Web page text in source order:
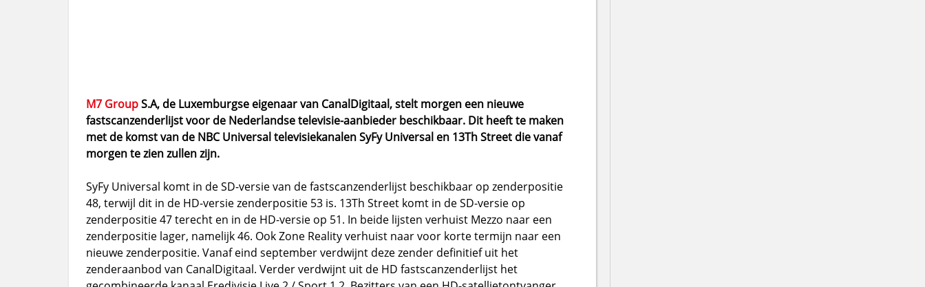
M7 GroupS.A, de Luxemburgse eigenaar van CanalDigitaal, stelt morgen een nieuwe
fastscanzenderlijst voor de Nederlandse televisie-aanbieder beschikbaar. Dit heeft te maken
met de komst van de NBC Universal televisiekanalen SyFy Universal en 13Th Street die vanaf
morgen te zien zullen zijn.
SyFy Universal komt in de SD-versie van de fastscanzenderlijst beschikbaar op zenderpositie
48, terwijl dit in de HD-versie zenderpositie 53 is. 13Th Street komt in de SD-versie op
zenderpositie 47 terecht en in de HD-versie op 51. In beide lijsten verhuist Mezzo naar een
zenderpositie lager, namelijk 46. Ook Zone Reality verhuist naar voor korte termijn naar een
nieuwe zenderpositie. Vanaf eind september verdwijnt deze zender definitief uit het
zenderaanbod van CanalDigitaal. Verder verdwijnt uit de HD fastscanzenderlijst het